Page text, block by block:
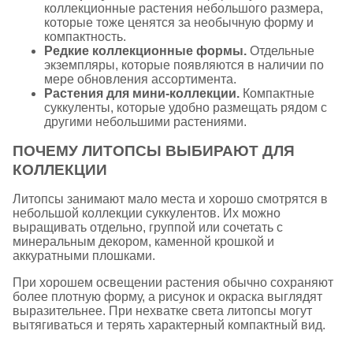
коллекционные растения небольшого размера,
которые тоже ценятся за необычную форму и
компактность.
Редкие коллекционные формы. Отдельные
экземпляры, которые появляются в наличии по
мере обновления ассортимента.
Растения для мини-коллекции. Компактные
суккуленты, которые удобно размещать рядом с
другими небольшими растениями.
ПОЧЕМУ ЛИТОПСЫ ВЫБИРАЮТ ДЛЯ
КОЛЛЕКЦИИ
Литопсы занимают мало места и хорошо смотрятся в
небольшой коллекции суккулентов. Их можно
выращивать отдельно, группой или сочетать с
минеральным декором, каменной крошкой и
аккуратными плошками.
При хорошем освещении растения обычно сохраняют
более плотную форму, а рисунок и окраска выглядят
выразительнее. При нехватке света литопсы могут
вытягиваться и терять характерный компактный вид.